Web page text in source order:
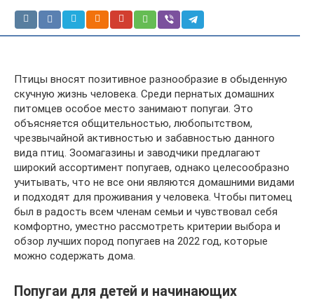
Птицы вносят позитивное разнообразие в обыденную
скучную жизнь человека. Среди пернатых домашних
питомцев особое место занимают попугаи. Это
объясняется общительностью, любопытством,
чрезвычайной активностью и забавностью данного
вида птиц. Зоомагазины и заводчики предлагают
широкий ассортимент попугаев, однако целесообразно
учитывать, что не все они являются домашними видами
и подходят для проживания у человека. Чтобы питомец
был в радость всем членам семьи и чувствовал себя
комфортно, уместно рассмотреть критерии выбора и
обзор лучших пород попугаев на 2022 год, которые
можно содержать дома.
Попугаи для детей и начинающих